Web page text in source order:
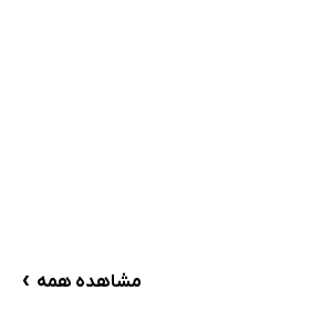
مشاهده همه ›